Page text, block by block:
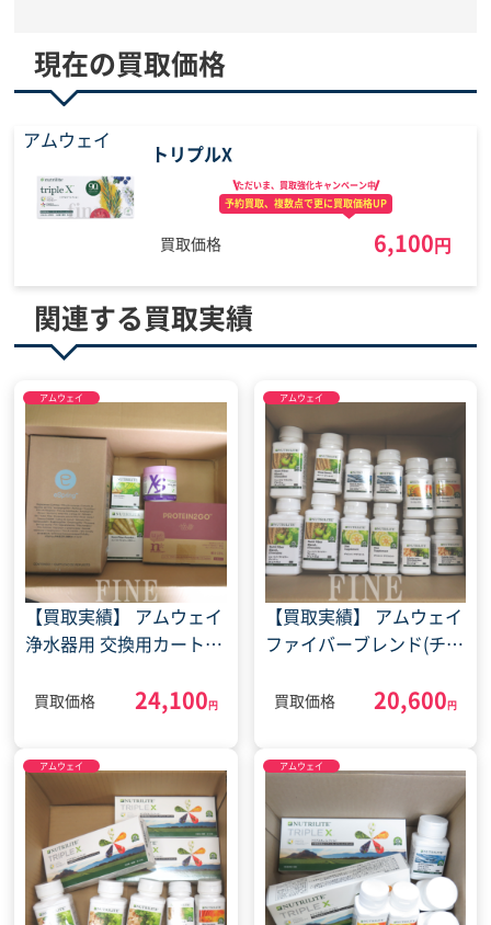
現在の買取価格
アムウェイ
トリプルX
ただいま、買取強化キャンペーン中
予約買取、複数点で更に買取価格UP
買取価格 6,100円
関連する買取実績
アムウェイ
【買取実績】 アムウェイ
浄水器用 交換用カートリ
プリ(2022年6月3日)
買取価格 24,100円
アムウェイ
【買取実績】 アムウェイ
ファイバーブレンド(チュ
ト サプリ(2023年3月24
買取価格 20,600円
アムウェイ アムウェイ